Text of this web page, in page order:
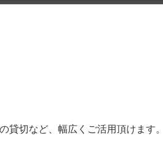
切など、幅広くご活用頂けます。